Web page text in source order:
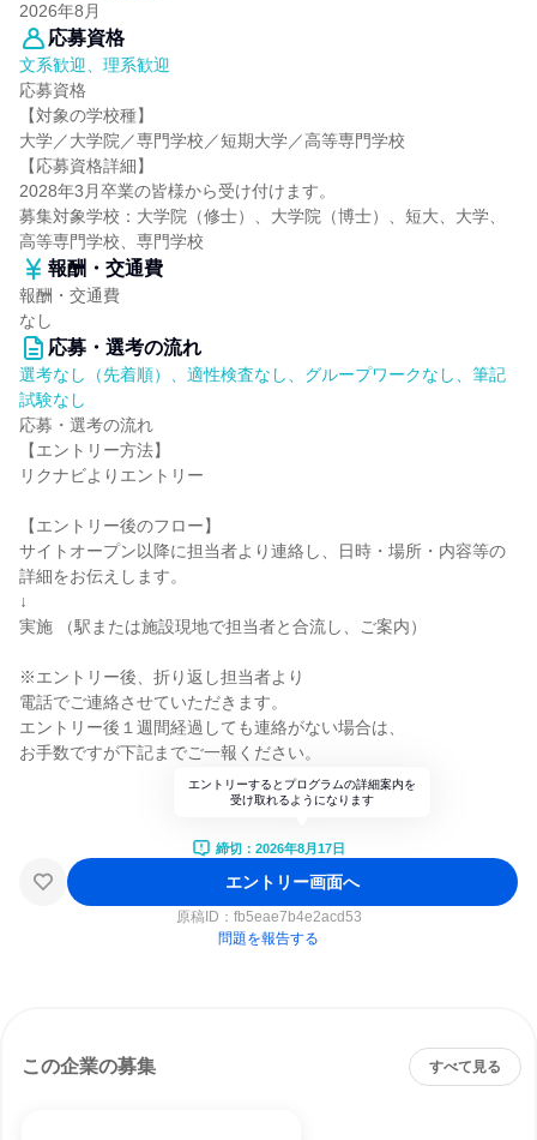
2026年8月
応募資格
文系歓迎、理系歓迎
応募資格
【対象の学校種】
大学／大学院／専門学校／短期大学／高等専門学校
【応募資格詳細】
2028年3月卒業の皆様から受け付けます。
募集対象学校：大学院（修士）、大学院（博士）、短大、大学、
高等専門学校、専門学校
報酬・交通費
報酬・交通費
なし
応募・選考の流れ
選考なし（先着順）、適性検査なし、グループワークなし、筆記
試験なし
応募・選考の流れ
【エントリー方法】
リクナビよりエントリー
【エントリー後のフロー】
サイトオープン以降に担当者より連絡し、日時・場所・内容等の
詳細をお伝えします。
↓
実施 （駅または施設現地で担当者と合流し、ご案内）
※エントリー後、折り返し担当者より
電話でご連絡させていただきます。
エントリー後１週間経過しても連絡がない場合は、
お手数ですが下記までご一報ください。
エントリーするとプログラムの詳細案内を
受け取れるようになります
締切：2026年8月17日
エントリー画面へ
原稿ID： fb5eae7b4e2acd53
問題を報告する
この企業の募集 すべて見る